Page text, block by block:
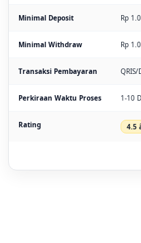
Minimal Deposit Rp
Minimal Withdraw Rp
Transaksi Pembayaran
Perkiraan Waktu Proses 1-10
Rating 4.5